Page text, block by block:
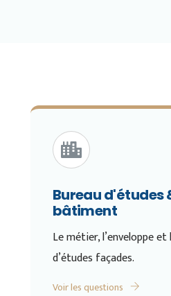
Bureau d'études
bâtiment
Le métier, l’enveloppe et
d’études façades.
Voir les questions